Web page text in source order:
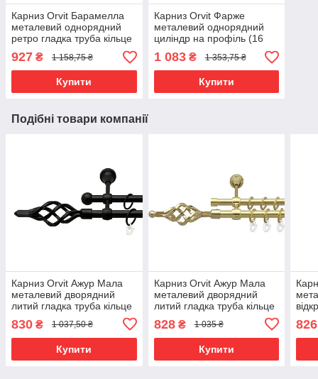
Карниз Orvit Барамелла
металевий однорядний
ретро гладка труба кільце
160 см (00-00011171)
927 ₴ 1 158,75 ₴
Купити
Карниз Orvit Фарже
металевий однорядний
циліндр на профіль (16
Сатин 19 мм 300 см (00-
00015173)
1 083₴ 1 353,75 ₴
Купити
Подібні товари компанії
Карниз Orvit Ажур Мала
металевий дворядний
литий гладка труба кільце
металеве Чорний Оксамит
16\16 мм 160 см (00-
00013840)
830 ₴ 1 037,50 ₴
Купити
Карниз Orvit Ажур Мала
металевий дворядний
литий гладка труба кільце
мм 200 см (00-00014324)
828₴ 1 035 ₴
Купити
826